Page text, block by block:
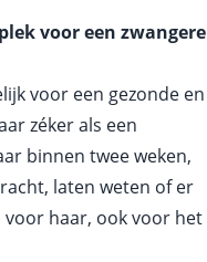
voor een zwangere
voor een gezonde en
zéker als een
binnen twee weken,
laten weten of er
voor haar, ook voor het